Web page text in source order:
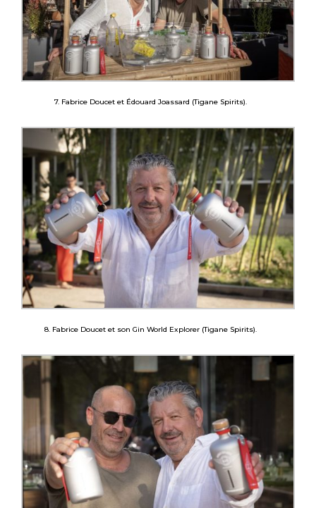
7. Fabrice Doucet et Édouard Joassard (Tigane Spirits).
8. Fabrice Doucet et son Gin World Explorer (Tigane Spirits).